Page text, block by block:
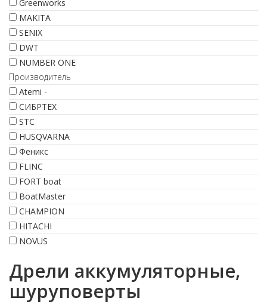
Greenworks
MAKITA
SENIX
DWT
NUMBER ONE
Производитель
Atemi -
СИБРТЕХ
STC
HUSQVARNA
Феникс
FLINC
FORT boat
BoatMaster
CHAMPION
HITACHI
NOVUS
Дрели аккумуляторные,
шуруповерты